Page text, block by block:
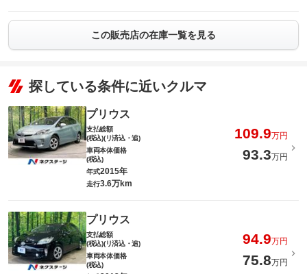
この販売店の在庫一覧を見る
探している条件に近いクルマ
プリウス
支払総額
(税込)(リ済込・追)
109.9万円
車両本体価格
(税込)
93.3万円
年式2015年
走行3.6万km
プリウス
支払総額
(税込)(リ済込・追)
94.9万円
車両本体価格
(税込)
75.8万円